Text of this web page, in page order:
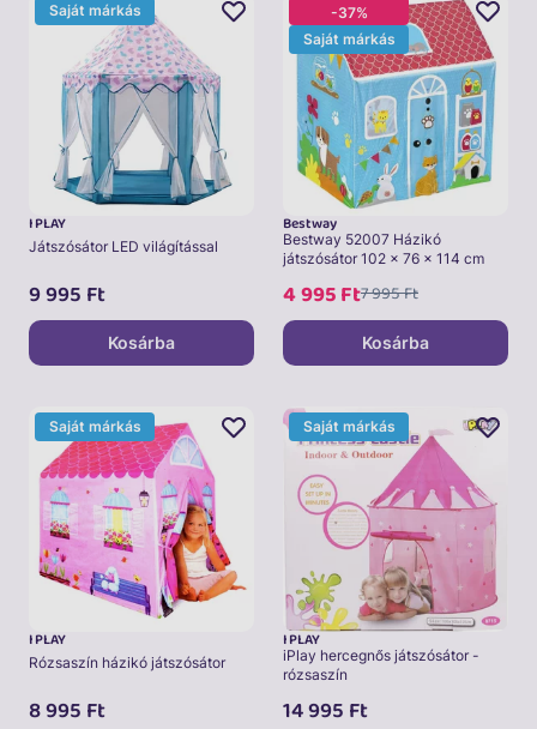
Saját márkás
I PLAY
Játszósátor LED világítással
9 995 Ft
Kosárba
-37%
Saját márkás
Bestway
Bestway 52007 Házikó
játszósátor 102 x 76 x 114 cm
4 995Ft7 995Ft
Kosárba
Saját márkás
I PLAY
Rózsaszín házikó játszósátor
8 995 Ft
Saját márkás
I PLAY
iPlay hercegnős játszósátor -
rózsaszín
14 995 Ft